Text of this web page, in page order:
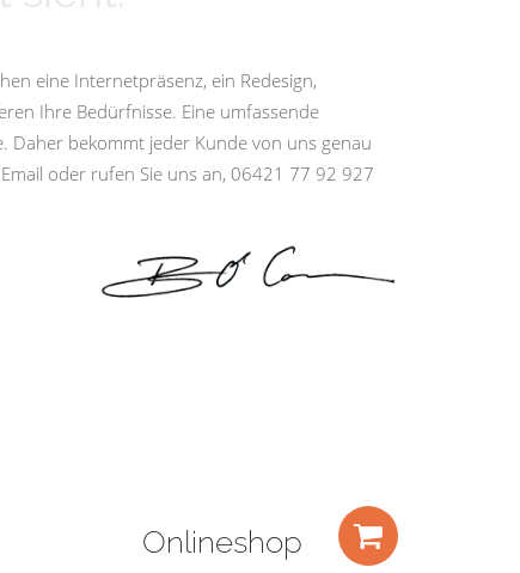
eine Internetpräsenz, ein Redesign,
Ihre Bedürfnisse. Eine umfassende
Daher bekommt jeder Kunde von uns genau
oder rufen Sie uns an, 06421 77 92 927
Onlineshop